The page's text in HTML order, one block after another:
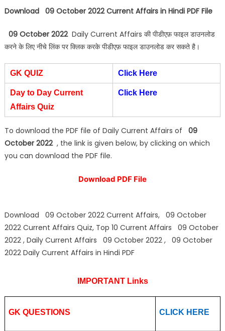
Download 09 October 2022 Current Affairs in Hindi PDF File
09 October 2022 Daily Current Affairs की पीडीएफ़ फाइल डाउनलोड
करने के लिए नीचे लिंक पर क्लिक करके पीडीएफ़ फाइल डाउनलोड कर सकते है।
GK QUIZ Click Here
Day to Day Current
Affairs Quiz
Click Here
To download the PDF file of Daily Current Affairs of
09
October 2022 , the link is given below, by clicking on which
you can download the PDF file.
Download PDF File
Download 09 October 2022 Current Affairs, 09 October
2022 Current Affairs Quiz, Top 10 Current Affairs 09 October
2022 , Daily Current Affairs 09 October 2022 , 09 October
2022 Daily Current Affairs in Hindi PDF
IMPORTANT Links
GK QUESTIONS CLICK HERE